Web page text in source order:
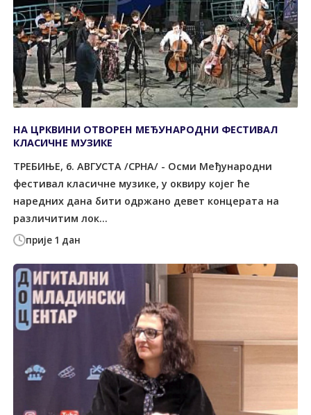
прије 1 дан
НА ЦРКВИНИ ОТВОРЕН МЕЂУНАРОДНИ ФЕСТИВАЛ
КЛАСИЧНЕ МУЗИКЕ
ТРЕБИЊЕ, 6. АВГУСТА /СРНА/ - Осми Међународни
фестивал класичне музике, у оквиру којег ће
наредних дана бити одржано девет концерата на
различитим лок...